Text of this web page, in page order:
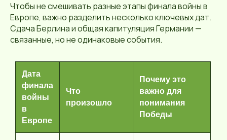
Чтобы не смешивать разные этапы финала войны в
Европе, важно разделить несколько ключевых дат.
Сдача Берлина и общая капитуляция Германии —
связанные, но не одинаковые события.
Дата
финала
войны
в
Европе
Что
произошло
Почему это
важно для
понимания
Победы